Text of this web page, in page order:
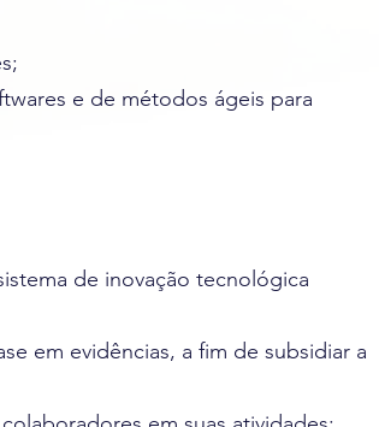
e de métodos ágeis para
de inovação tecnológica
em evidências, a fim de subsidiar a